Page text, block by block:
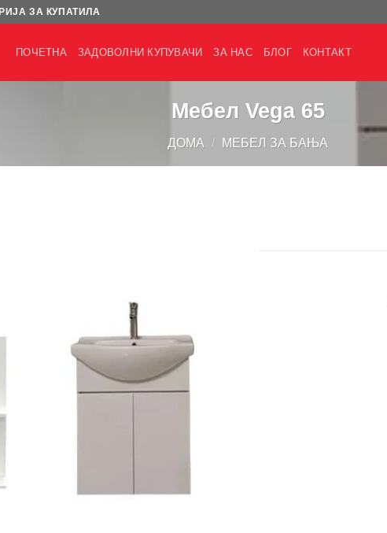
ЗА КУПАТИЛА
ПОЧЕТНА ЗАДОВОЛНИ КУПУВАЧИ ЗА НАС БЛОГ КОНТАКТ
Мебел Vega 65
ДОМА / МЕБЕЛ ЗА БАЊА